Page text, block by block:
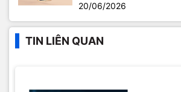
20/06/2026
TIN LIÊN QUAN